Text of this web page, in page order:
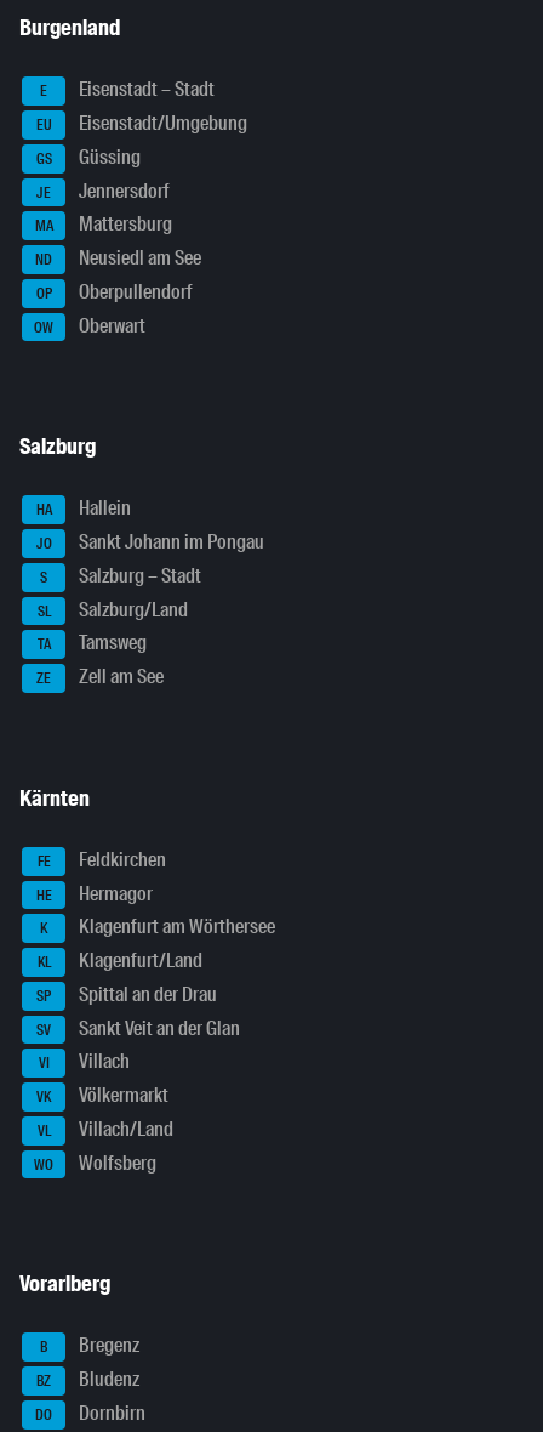
Burgenland
E Eisenstadt – Stadt
EU Eisenstadt/Umgebung
GS Güssing
JE Jennersdorf
MA Mattersburg
ND Neusiedl am See
OP Oberpullendorf
OW Oberwart
Salzburg
HA Hallein
JO Sankt Johann im Pongau
S Salzburg – Stadt
SL Salzburg/Land
TA Tamsweg
ZE Zell am See
Kärnten
FE Feldkirchen
HE Hermagor
K Klagenfurt am Wörthersee
KL Klagenfurt/Land
SP Spittal an der Drau
SV Sankt Veit an der Glan
VI Villach
VK Völkermarkt
VL Villach/Land
WO Wolfsberg
Vorarlberg
B Bregenz
BZ Bludenz
DO Dornbirn